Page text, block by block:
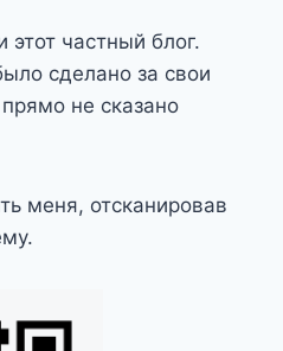
этот частный блог.
сделано за свои
не сказано
меня, отсканировав